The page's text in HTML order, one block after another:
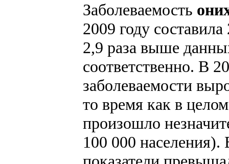
Заболеваемость
2009 году
2,9 раза выше
соответственно. В
заболеваемости
то время как в
произошло
100 000